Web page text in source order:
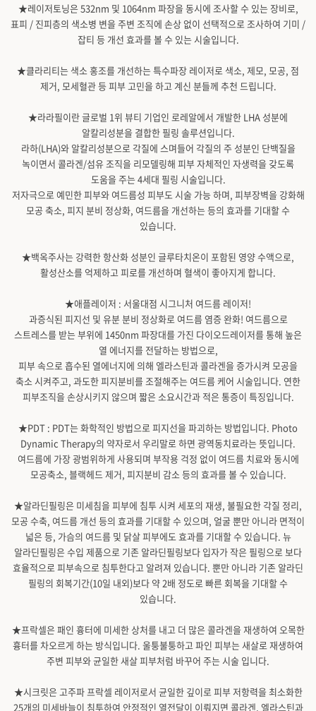
★레이저토닝은 532nm 및 1064nm 파장을 동시에 조사할 수 있는 장비로,
표피 / 진피층의 색소병 변을 주변 조직에 손상 없이 선택적으로 조사하여 기미 /
잡티 등 개선 효과를 볼 수 있는 시술입니다.
★클라리티는 색소 홍조를 개선하는 특수파장 레이저로 색소, 제모, 모공, 점
제거, 모세혈관 등 피부 고민을 하고 계신 분들께 추천 드립니다.
★라라필이란 글로벌 1위 뷰티 기업인 로레알에서 개발한 LHA 성분에
알칼리성분을 결합한 필링 솔루션입니다.
라하(LHA)와 알칼리성분으로 각질에 스며들어 각질의 주 성분인 단백질을
녹이면서 콜라겐/섬유 조직을 리모델링해 피부 자체적인 자생력을 갖도록
도움을 주는 4세대 필링 시술입니다.
저자극으로 예민한 피부와 여드름성 피부도 시술 가능 하며, 피부장벽을 강화해
모공 축소, 피지 분비 정상화, 여드름을 개선하는 등의 효과를 기대할 수
있습니다.
★백옥주사는 강력한 항산화 성분인 글루타치온이 포함된 영양 수액으로,
활성산소를 억제하고 피로를 개선하며 혈색이 좋아지게 합니다.
★애플레이저 : 서울대점 시그니처 여드름 레이저!
과증식된 피지선 및 유분 분비 정상화로 여드름 염증 완화! 여드름으로
스트레스를 받는 부위에 1450nm 파장대를 가진 다이오드레이저를 통해 높은
열 에너지를 전달하는 방법으로,
피부 속으로 흡수된 열에너지에 의해 엘라스틴과 콜라겐을 증가시켜 모공을
축소 시켜주고, 과도한 피지분비를 조절해주는 여드름 케어 시술입니다. 연한
피부조직을 손상시키지 않으며 짧은 소요시간과 적은 통증이 특징입니다.
★PDT : PDT는 화학적인 방법으로 피지선을 파괴하는 방법입니다. Photo
Dynamic Therapy의 약자로서 우리말로 하면 광역동치료라는 뜻입니다.
여드름에 가장 광범위하게 사용되며 부작용 걱정 없이 여드름 치료와 동시에
모공축소, 블랙헤드 제거, 피지분비 감소 등의 효과를 볼 수 있습니다.
★알라딘필링은 미세침을 피부에 침투 시켜 세포의 재생, 불필요한 각질 정리,
모공 수축, 여드름 개선 등의 효과를 기대할 수 있으며, 얼굴 뿐만 아니라 면적이
넓은 등, 가슴의 여드름 및 닭살 피부에도 효과를 기대할 수 있습니다. 뉴
알라딘필링은 수입 제품으로 기존 알라딘필링보다 입자가 작은 필링으로 보다
효율적으로 피부속으로 침투한다고 알려져 있습니다. 뿐만 아니라 기존 알라딘
필링의 회복기간(10일 내외)보다 약 2배 정도로 빠른 회복을 기대할 수
있습니다.
★프락셀은 패인 흉터에 미세한 상처를 내고 더 많은 콜라겐을 재생하여 오목한
흉터를 차오르게 하는 방식입니다. 울퉁불퉁하고 파인 피부는 새살로 재생하여
주변 피부와 균일한 새살 피부처럼 바꾸어 주는 시술 입니다.
★시크릿은 고주파 프락셀 레이저로서 균일한 깊이로 피부 저항력을 최소화한
25개의 미세바늘이 침투하여 안정적인 열전달이 이뤄지면 콜라겐, 엘라스틴과